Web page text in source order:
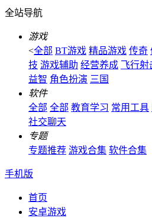
全站导航
游戏
<全部 BT游戏 精品游戏 传奇
技 游戏辅助 经营养成 飞行射
益智 角色扮演 三国
软件
全部 全部 教育学习 常用工具
社交聊天
专题
专题推荐 游戏合集 软件合集
手机版
首页
安卓游戏